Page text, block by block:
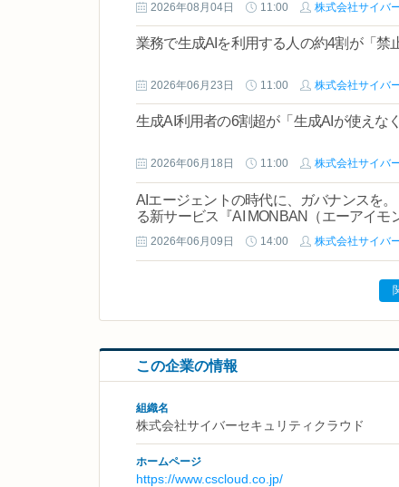
2026年08月04日 11:00 株式会社サイバ
業務で生成AIを利用する人の約4割が「禁
2026年06月23日 11:00 株式会社サイバ
生成AI利用者の6割超が「生成AIが使えな
2026年06月18日 11:00 株式会社サイバ
AIエージェントの時代に、ガバナンスを
る新サービス『AI MONBAN（エーアイモ
2026年06月09日 14:00 株式会社サイバ
この企業の情報
組織名
株式会社サイバーセキュリティクラウド
ホームページ
https://www.cscloud.co.jp/